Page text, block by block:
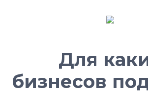
Для
бизнесов